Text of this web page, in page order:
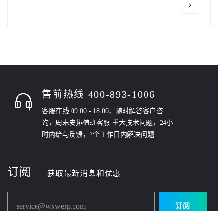
售前热线 400-893-1006
客服在线 09:00 - 18:00，随时解答客户咨
询，周末安排值班客服 重大技术问题，24小
时内给与反馈，7个工作日内解决问题
订阅 获取最新消息和优惠
service@wxwerp.com 订阅